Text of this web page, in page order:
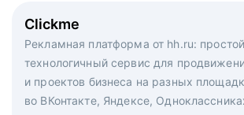
Clickme
Рекламная платформа от hh.ru: простой
технологичный сервис для
и проектов бизнеса на разных
во ВКонтакте, Яндексе,
Вакансия дня
Рекламный формат для вакансий на
hh.ru. Увеличивает количество
Массовый подбор под ключ. Решите,
кандидатов и когда вам нужно, и за
маркетологи, рекрутеры и
hh.ru с целым набором digital-